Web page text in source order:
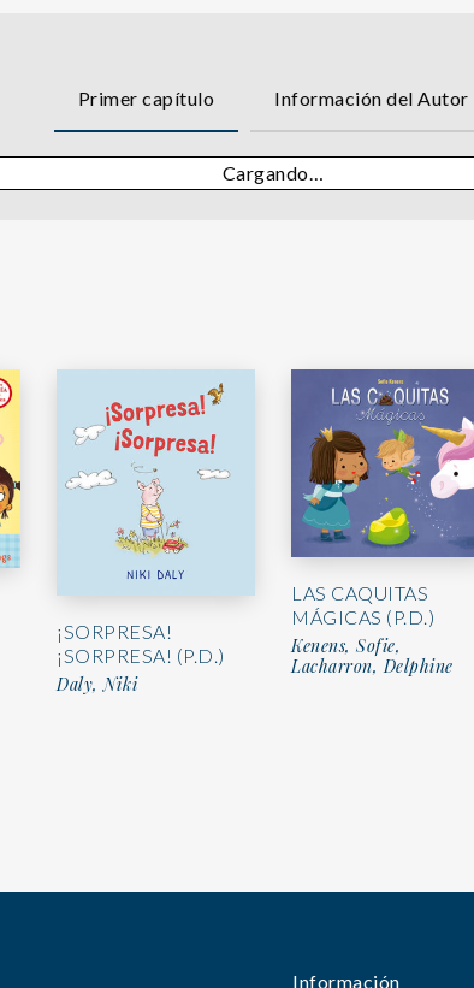
Primer capítulo Información del Autor
Cargando…
¡SORPRESA!
¡SORPRESA! (P.D.)
Daly, Niki
LAS CAQUITAS
MÁGICAS (P.D.)
Kenens, Sofie,
Lacharron, Delphine
Información